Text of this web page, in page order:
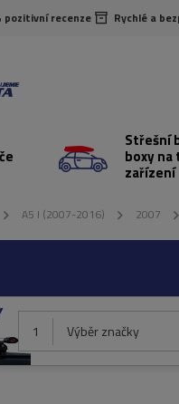
pozitivní recenze Rychlé a
Střešní
boxy na
zařízení
A5 I (2007-2016) 2007
1 Výběr značky